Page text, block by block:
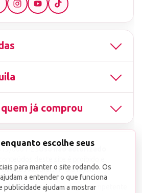
já comprou
0001-25
deste site é proibido e
Direitos Autorais nº 9.610/98.
diretamente ao órgão competente.
escolhe seus
para manter o site rodando. Os
a entender o que funciona
publicidade ajudam a mostrar